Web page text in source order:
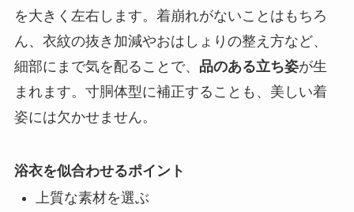
を大きく左右します。着崩れがないことはもちろ
ん、衣紋の抜き加減やおはしょりの整え方など、
細部にまで気を配ることで、 品のある立ち姿が生
まれます。寸胴体型に補正することも、美しい着
姿には欠かせません。
浴衣を似合わせるポイント
上質な素材を選ぶ